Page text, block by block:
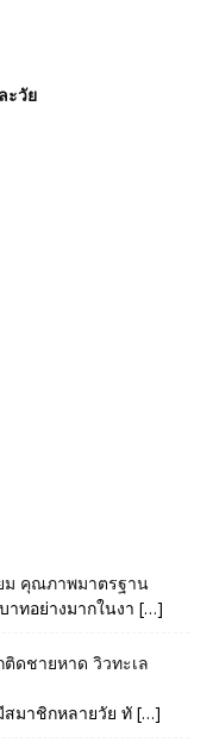
ะวัย
ม คุณภาพมาตรฐาน
าทอย่างมากในงา […]
ดชายหาด วิวทะเล
สมาชิกหลายวัย ทั […]